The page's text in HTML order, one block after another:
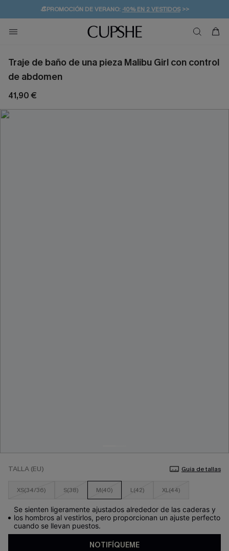
👒PROMOCIÓN DE VERANO:-10% EN 2 VESTIDOS>>
💌¡SUSCRIBIRSE & GANAR -10% EXTRA!
🚚ENVÍO GRATUITO A PARTIR DE 49 € >>
Traje de baño de una pieza Malibu Girl con control
de abdomen
41,90 €
TALLA (EU) Guía de tallas
XS(34/36) S(38) M(40) L(42) XL(44)
Se sienten ligeramente ajustados alrededor de las caderas y
los hombros al vestirlos, pero proporcionan un ajuste perfecto
cuando se llevan puestos.
NOTIFÍQUEME